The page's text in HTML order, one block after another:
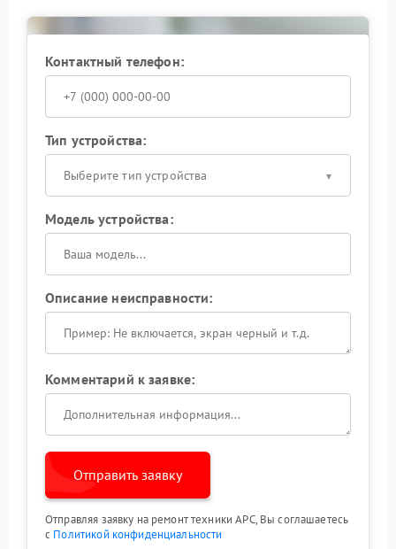
серьезных последствий и обеспечивает безопасную
эксплуатацию устройства в дальнейшем.
Контактный телефон:
Тип устройства:
Выберите тип устройства
Модель устройства:
Описание неисправности:
Комментарий к заявке:
Отправить заявку
Отправляя заявку на ремонт техники APC, Вы соглашаетесь
с Политикой конфиденциальности